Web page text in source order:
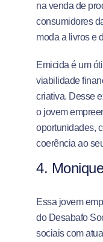
na venda de
consumidores
moda a livros e
Emicida é um
viabilidade
criativa. Desse
o jovem
oportunidades,
coerência ao
4.
Essa jovem
do Desabafo
sociais com